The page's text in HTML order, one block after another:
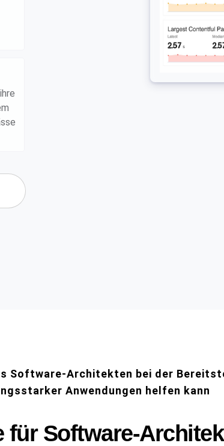
Software-Architekten bei der
Anwendungen helfen kann
für Software-